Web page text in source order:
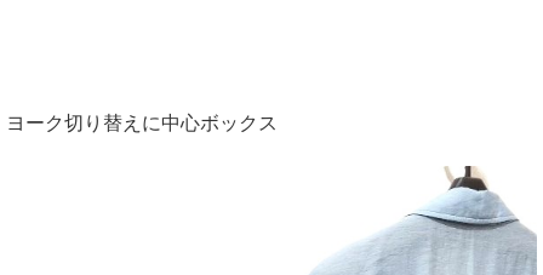
ヨーク切り替えに中心ボックス